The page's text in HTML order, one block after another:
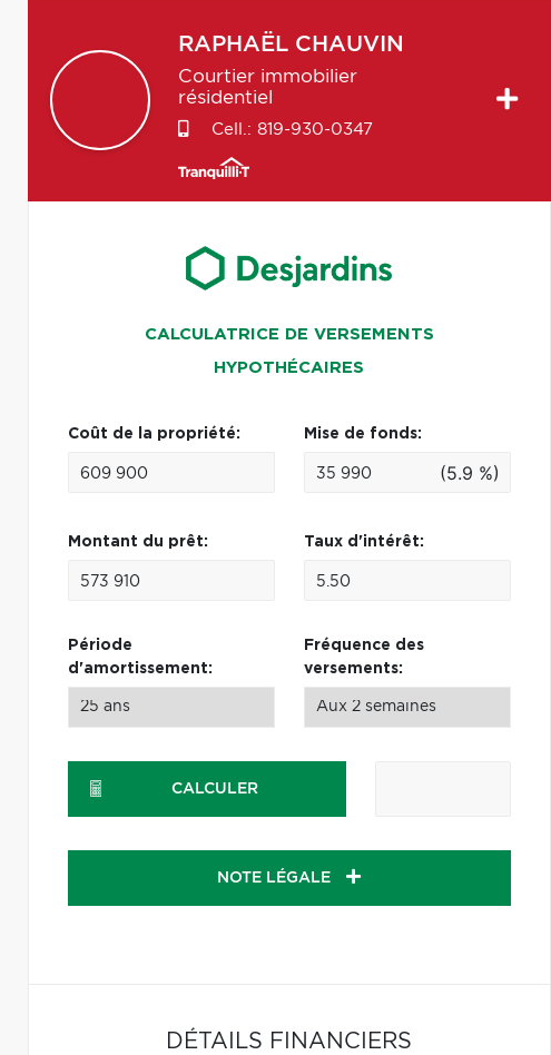
RAPHAËL CHAUVIN
Courtier immobilier
résidentiel
Cell.: 819-930-0347
CALCULATRICE DE VERSEMENTS
HYPOTHÉCAIRES
Coût de la propriété: Mise de fonds:
(5.9 %)
Montant du prêt: Taux d'intérêt:
Période
d'amortissement:
Fréquence des
versements:
CALCULER
NOTE LÉGALE
DÉTAILS FINANCIERS